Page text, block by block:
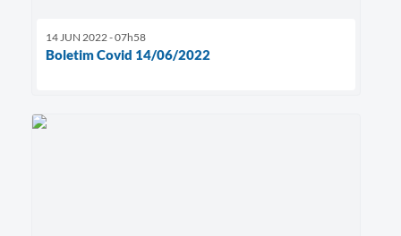
14 JUN 2022 - 07h58
Boletim Covid 14/06/2022